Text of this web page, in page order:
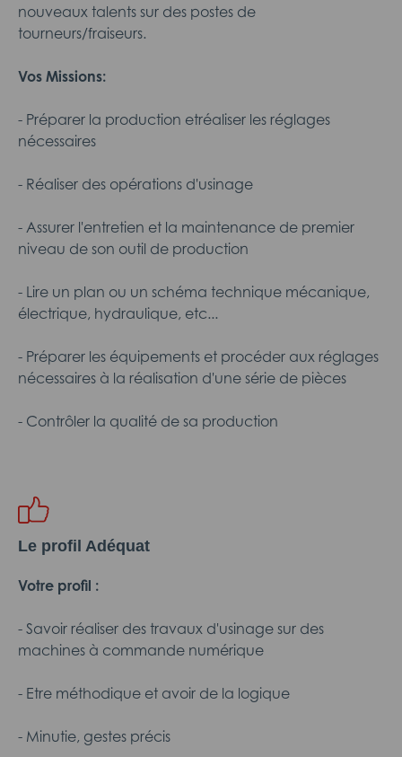
nouveaux talents sur des postes de
tourneurs/fraiseurs.
Vos Missions:
- Préparer la production etréaliser les réglages
nécessaires
- Réaliser des opérations d'usinage
- Assurer l'entretien et la maintenance de premier
niveau de son outil de production
- Lire un plan ou un schéma technique mécanique,
électrique, hydraulique, etc...
- Préparer les équipements et procéder aux réglages
nécessaires à la réalisation d'une série de pièces
- Contrôler la qualité de sa production
Le profil Adéquat
Votre profil :
- Savoir réaliser des travaux d'usinage sur des
machines à commande numérique
- Etre méthodique et avoir de la logique
- Minutie, gestes précis